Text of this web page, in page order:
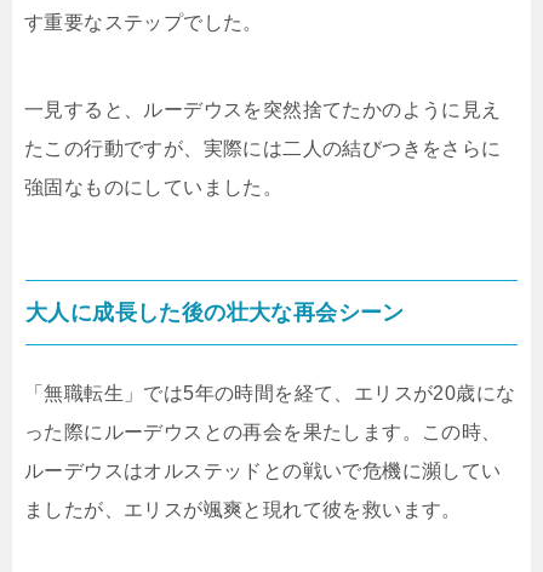
す重要なステップでした。
一見すると、ルーデウスを突然捨てたかのように見え
たこの行動ですが、実際には二人の結びつきをさらに
強固なものにしていました。
大人に成長した後の壮大な再会シーン
「無職転生」では5年の時間を経て、エリスが20歳にな
った際にルーデウスとの再会を果たします。この時、
ルーデウスはオルステッドとの戦いで危機に瀕してい
ましたが、エリスが颯爽と現れて彼を救います。